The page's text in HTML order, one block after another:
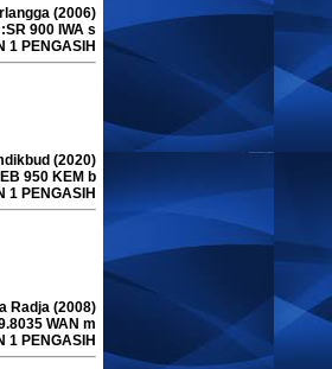
(2006)
900 IWA s
1 PENGASIH
(2020)
950 KEM b
1 PENGASIH
Radja (2008)
WAN m
1 PENGASIH